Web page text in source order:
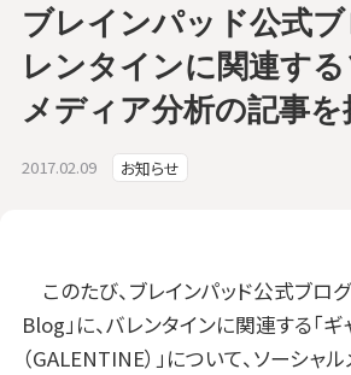
2017.02.09 お知らせ
ブレインパッド公式
レンタインに関連す
メディア分析の記事を
このたび、ブレインパッド公式ブロ
Blog」に、バレンタインに関連する「ギ
（GALENTINE）」について、ソーシャ